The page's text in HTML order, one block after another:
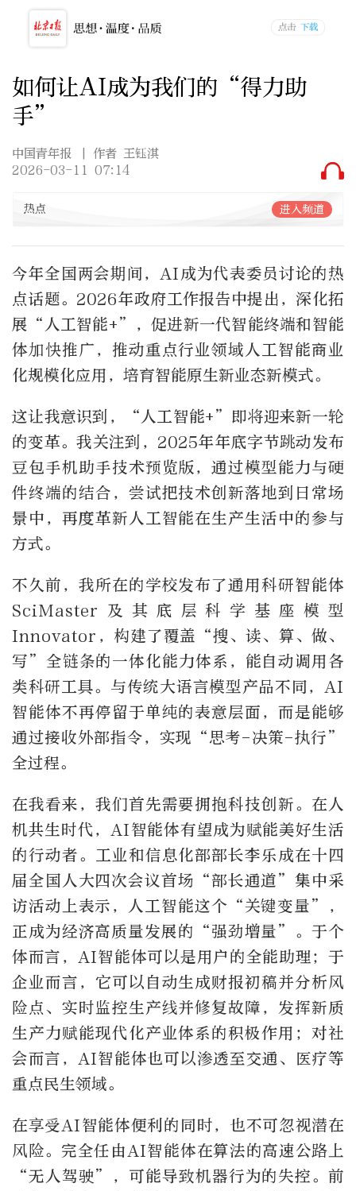
如何让AI成为我们的“得力助
手”
中国青年报
| 作者 王钰淇
2026-03-11 07:14
热点 进入频道
今年全国两会期间，AI成为代表委员讨论的热
点话题。2026年政府工作报告中提出，深化拓
展“人工智能+”，促进新一代智能终端和智能
体加快推广，推动重点行业领域人工智能商业
化规模化应用，培育智能原生新业态新模式。
这让我意识到，“人工智能+”即将迎来新一轮
的变革。我关注到，2025年年底字节跳动发布
豆包手机助手技术预览版，通过模型能力与硬
件终端的结合，尝试把技术创新落地到日常场
景中，再度革新人工智能在生产生活中的参与
方式。
不久前，我所在的学校发布了通用科研智能体
SciMaster及其底层科学基座模型
Innovator，构建了覆盖“搜、读、算、做、
写”全链条的一体化能力体系，能自动调用各
类科研工具。与传统大语言模型产品不同，AI
智能体不再停留于单纯的表意层面，而是能够
通过接收外部指令，实现“思考-决策-执行”
全过程。
在我看来，我们首先需要拥抱科技创新。在人
机共生时代，AI智能体有望成为赋能美好生活
的行动者。工业和信息化部部长李乐成在十四
届全国人大四次会议首场“部长通道”集中采
访活动上表示，人工智能这个“关键变量”，
正成为经济高质量发展的“强劲增量”。于个
体而言，AI智能体可以是用户的全能助理；于
企业而言，它可以自动生成财报初稿并分析风
险点、实时监控生产线并修复故障，发挥新质
生产力赋能现代化产业体系的积极作用；对社
会而言，AI智能体也可以渗透至交通、医疗等
重点民生领域。
在享受AI智能体便利的同时，也不可忽视潜在
风险。完全任由AI智能体在算法的高速公路上
“无人驾驶”，可能导致机器行为的失控。前